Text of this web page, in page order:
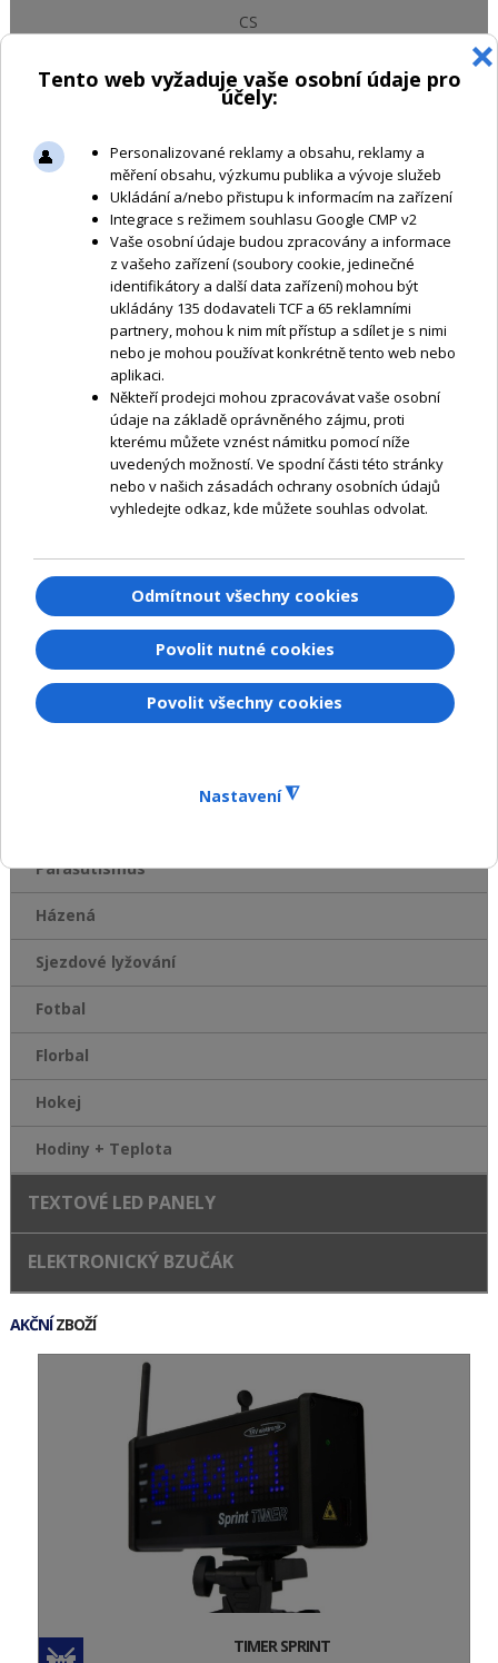
CS
Koruna česká Kč
NÁKUPNÍ KOŠÍK
KOŠÍK JE PRÁZDNÝ
Požární sport
Basketbal
Tréninková časomíra
Hobby Horse
Parašutismus
Házená
Sjezdové lyžování
Fotbal
Florbal
Hokej
Hodiny + Teplota
TEXTOVÉ LED PANELY
ELEKTRONICKÝ BZUČÁK
AKČNÍZBOŽÍ
TIMER SPRINT